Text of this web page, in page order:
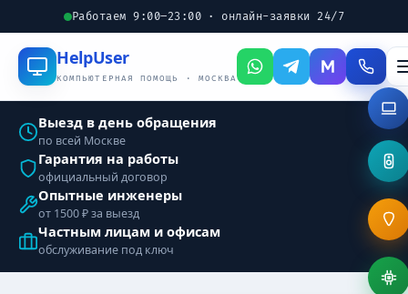
Работаем 9:00–23:00 · онлайн-заявки 24/7
HelpUser
КОМПЬЮТЕРНАЯ ПОМОЩЬ · МОСКВА
Выезд в день обращения
по всей Москве
Гарантия на работы
официальный договор
Опытные инженеры
от 1500 ₽ за выезд
Частным лицам и офисам
обслуживание под ключ